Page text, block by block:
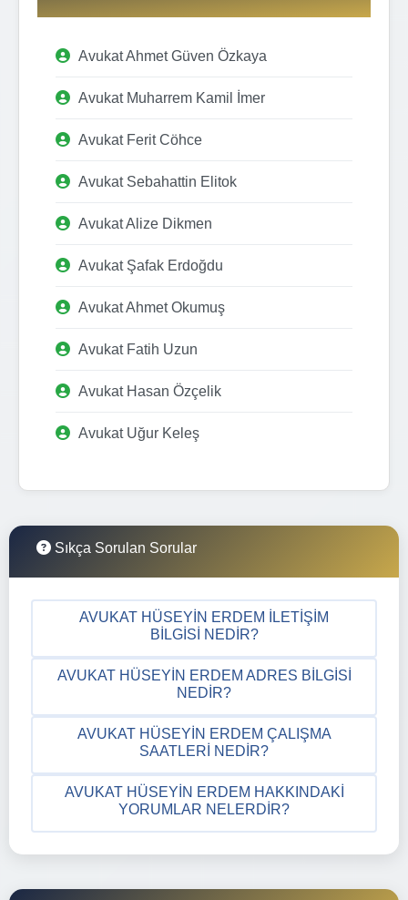
Avukat Ahmet Güven Özkaya
Avukat Muharrem Kamil İmer
Avukat Ferit Cöhce
Avukat Sebahattin Elitok
Avukat Alize Dikmen
Avukat Şafak Erdoğdu
Avukat Ahmet Okumuş
Avukat Fatih Uzun
Avukat Hasan Özçelik
Avukat Uğur Keleş
Sıkça Sorulan Sorular
AVUKAT HÜSEYIN ERDEM İLETIŞIM
BILGISI NEDIR?
AVUKAT HÜSEYIN ERDEM ADRES BILGISI
NEDIR?
AVUKAT HÜSEYIN ERDEM ÇALIŞMA
SAATLERI NEDIR?
AVUKAT HÜSEYIN ERDEM HAKKINDAKI
YORUMLAR NELERDIR?